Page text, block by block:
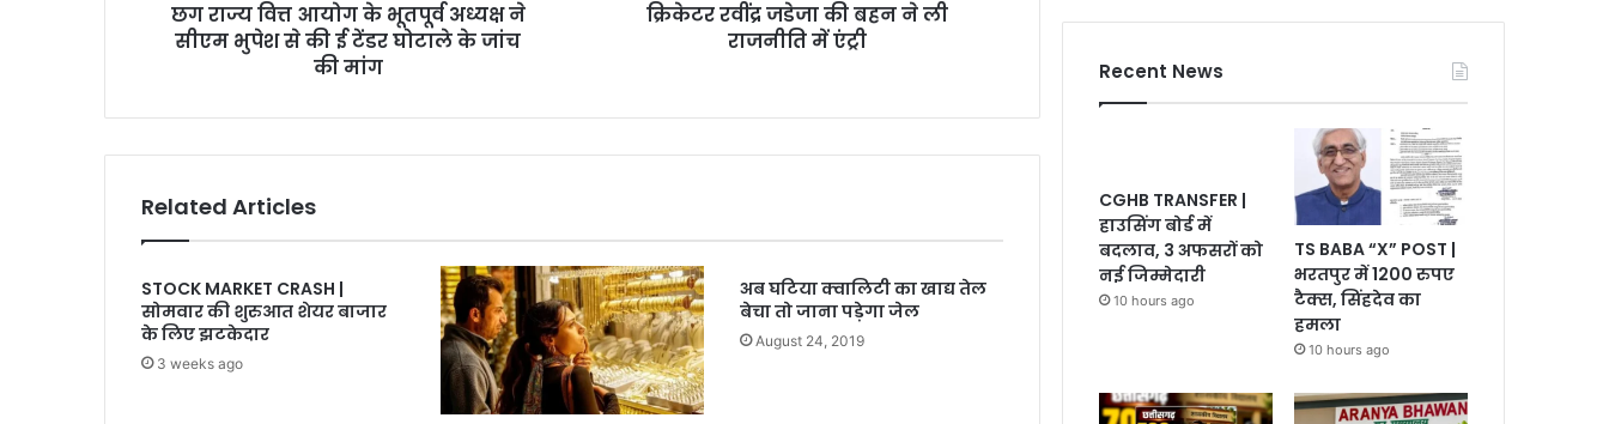
टेंडर
की
मांग
छग राज्य वित्त आयोग के भूतपूर्व अध्यक्ष ने
सीएम भुपेश से की ई टेंडर घोटाले के जांच
की मांग
क्रिकेटर रवींद्र जडेजा की बहन ने ली
राजनीति में एंट्री
Related Articles
STOCK MARKET CRASH |
सोमवार की शुरुआत शेयर बाजार
के लिए झटकेदार
3 weeks ago
अब घटिया क्वालिटी का खाद्य तेल
बेचा तो जाना पड़ेगा जेल
August 24, 2019
Recent News
CGHB TRANSFER |
हाउसिंग बोर्ड में
बदलाव, 3 अफसरों को
नई जिम्मेदारी
10 hours ago
TS BABA “X” POST |
भरतपुर में 1200 रुपए
टैक्स, सिंहदेव का
हमला
10 hours ago